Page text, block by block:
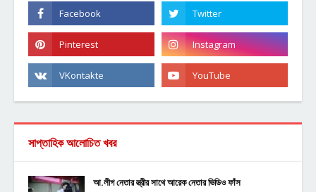
সাপ্তাহিক আলোচিত খবর
আ.লীগ নেতার স্ত্রীর সাথে আরেক নেতার ভিডিও ফাঁস